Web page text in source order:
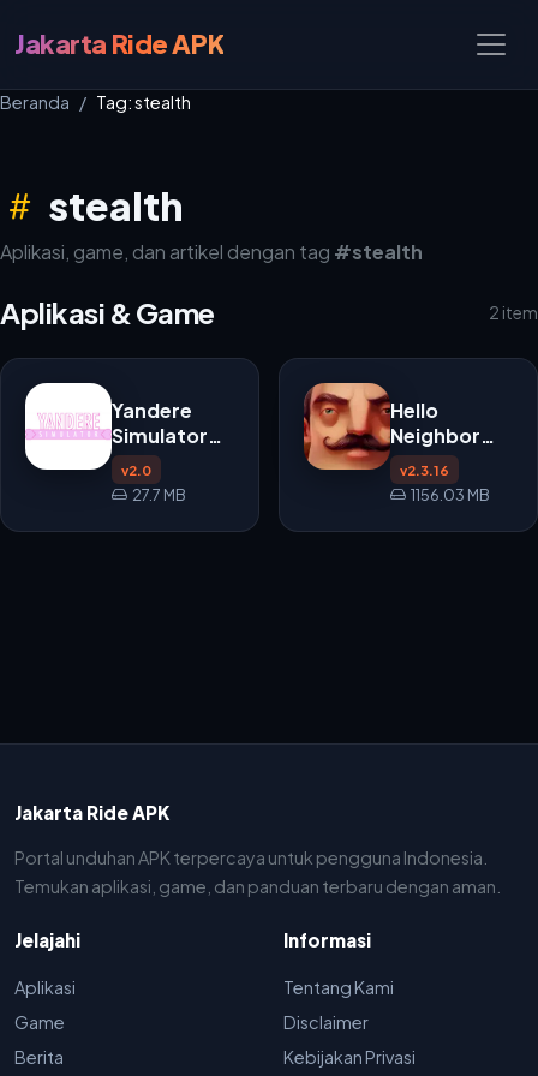
Jakarta Ride APK
Beranda Tag: stealth
stealth
Aplikasi, game, dan artikel dengan tag #stealth
Aplikasi & Game 2 item
Yandere
Simulator
APK
v2.0
27.7 MB
Hello
Neighbor
APK
v2.3.16
1156.03 MB
Jakarta Ride APK
Portal unduhan APK terpercaya untuk pengguna Indonesia.
Temukan aplikasi, game, dan panduan terbaru dengan aman.
Jelajahi
Aplikasi
Game
Berita
Informasi
Tentang Kami
Disclaimer
Kebijakan Privasi